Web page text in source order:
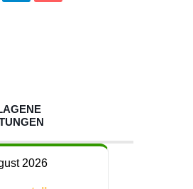
2026